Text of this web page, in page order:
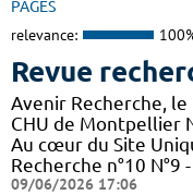
PAGES
relevance:
Revue
Avenir Recherche,
CHU de Montpellier
Au cœur du Site
Recherche n°10 N°9
09/06/2026 17:06